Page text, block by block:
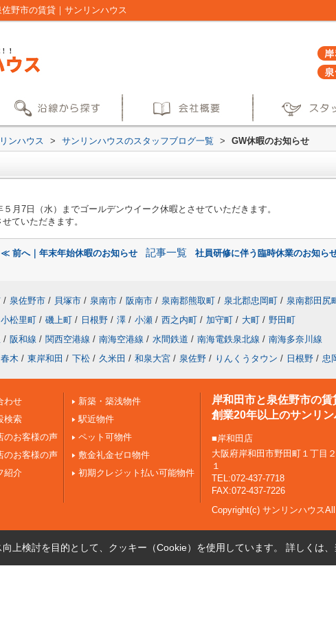
野市の賃貸｜サンリンハウス
ンハウス > サンリンハウスのスタッフブログ一覧 > GW休暇のお知らせ
月7日（水）までゴールデンウイーク休暇とさせていただきます。
ていただきます。
≪ 前へ｜年末年始休暇のお知らせ 記事一覧 社員研修に伴う臨時休業のお知ら
/ 泉佐野市 / 貝塚市 / 泉南市 / 阪南市 / 泉南郡熊取町 / 泉北郡忠岡町 / 泉南郡田尻
小松里町 / 磯上町 / 日根野 / 澤 / 小瀬 / 西之内町 / 加守町 / 大町 / 野田町
/ 阪和線 / 関西空港線 / 南海空港線 / 水間鉄道 / 南海電鉄泉北線 / 南海多奈川線
春木 / 東岸和田 / 下松 / 久米田 / 和泉大宮 / 泉佐野 / りんくうタウン / 日根野 / 忠
わせ
検索
のお客様の声
のお客様の声
紹介
新築・築浅物件
駅近物件
ペット可物件
敷金礼金ゼロ物件
初期クレジット払い可能物件
岸和田市と泉佐野市の賃
創業20年以上のサンリン
■岸和田店
大阪府岸和田市野田町１丁目
１
TEL:072-437-7718
FAX:072-437-7226
Copyright(c) サンリンハウス
上検討を目的として、クッキー（Cookie）を使用しています。 詳しくは、